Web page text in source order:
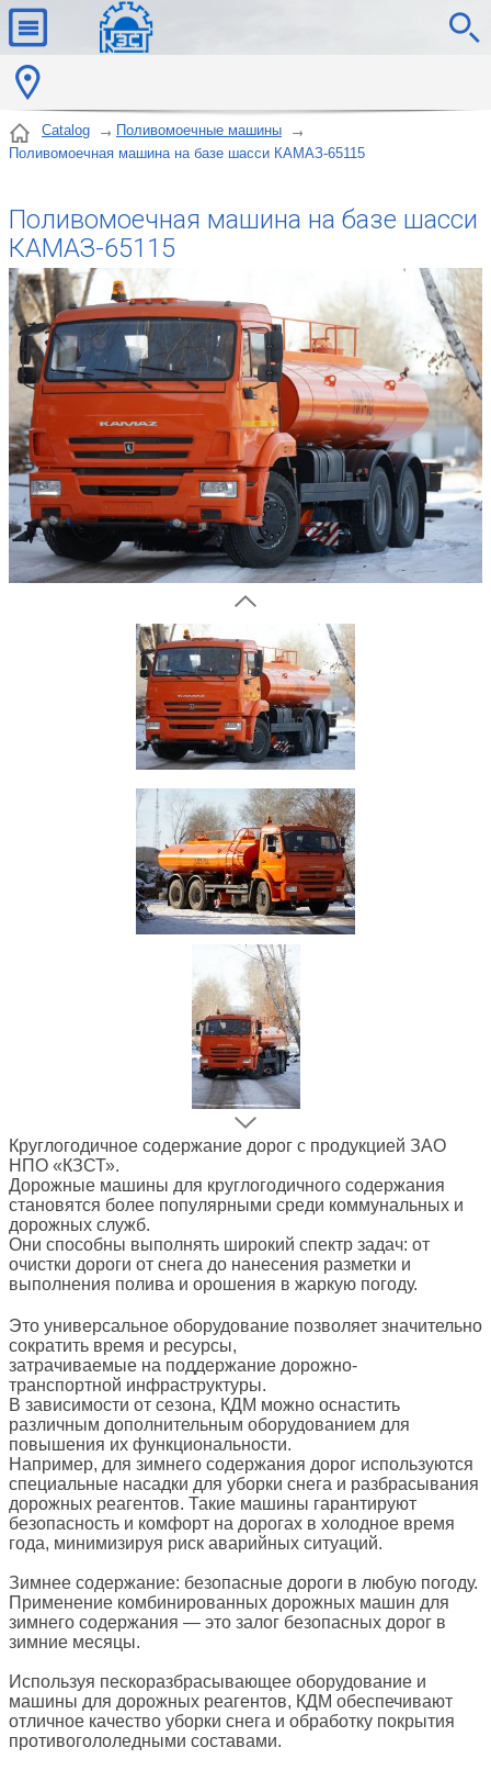
Catalog
Поливомоечные машины
Поливомоечная машина на базе шасси КАМАЗ-65115
Поливомоечная машина на базе шасси
КАМАЗ-65115
Круглогодичное содержание дорог с продукцией ЗАО
НПО «КЗСТ».
Дорожные машины для круглогодичного содержания
становятся более популярными среди коммунальных и
дорожных служб.
Они способны выполнять широкий спектр задач: от
очистки дороги от снега до нанесения разметки и
выполнения полива и орошения в жаркую погоду.
Это универсальное оборудование позволяет значительно
сократить время и ресурсы,
затрачиваемые на поддержание дорожно-
транспортной инфраструктуры.
В зависимости от сезона, КДМ можно оснастить
различным дополнительным оборудованием для
повышения их функциональности.
Например, для зимнего содержания дорог используются
специальные насадки для уборки снега и разбрасывания
дорожных реагентов. Такие машины гарантируют
безопасность и комфорт на дорогах в холодное время
года, минимизируя риск аварийных ситуаций.
Зимнее содержание: безопасные дороги в любую погоду.
Применение комбинированных дорожных машин для
зимнего содержания — это залог безопасных дорог в
зимние месяцы.
Используя пескоразбрасывающее оборудование и
машины для дорожных реагентов, КДМ обеспечивают
отличное качество уборки снега и обработку покрытия
противогололедными составами.